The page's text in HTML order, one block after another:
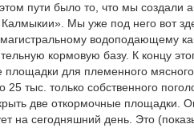
пути было то, что мы создали
Мы уже под него вот
водоподающему
кормовую базу. К концу
площадки для племенного
тыс. только собственного
две откормочные площадки.
на сегодняшний день. Это